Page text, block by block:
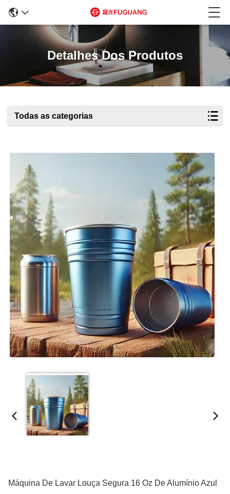
Detalhes Dos Produtos
Todas as categorias
Máquina De Lavar Louça Segura 16 Oz De Alumínio Azul